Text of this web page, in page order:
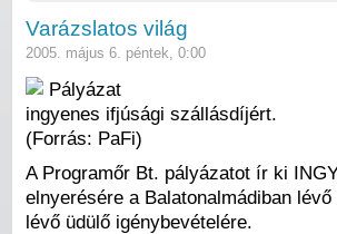
Varázslatos világ
2005. május 6. péntek, 0:00
Pályázat
ingyenes ifjúsági szállásdíjért.
(Forrás: PaFi)
A Programőr Bt. pályázatot ír ki
elnyerésére a Balatonalmádiban
lévő üdülő igénybevételére.